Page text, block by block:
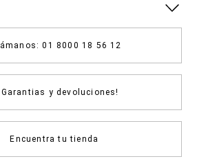
01 8000 18 56 12
y devoluciones!
Encuentra tu tienda